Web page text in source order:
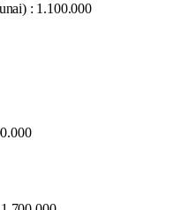
: 1.100.000